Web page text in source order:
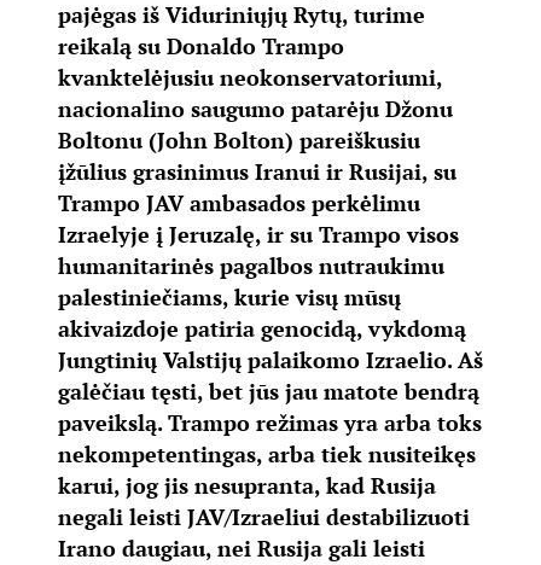
pajėgas iš Viduriniųjų Rytų, turime
reikalą su Donaldo Trampo
kvanktelėjusiu neokonservatoriumi,
nacionalino saugumo patarėju Džonu
Boltonu (John Bolton) pareiškusiu
įžūlius grasinimus Iranui ir Rusijai, su
Trampo JAV ambasados perkėlimu
Izraelyje į Jeruzalę, ir su Trampo visos
humanitarinės pagalbos nutraukimu
palestiniečiams, kurie visų mūsų
akivaizdoje patiria genocidą, vykdomą
Jungtinių Valstijų palaikomo Izraelio. Aš
galėčiau tęsti, bet jūs jau matote bendrą
paveikslą. Trampo režimas yra arba toks
nekompetentingas, arba tiek nusiteikęs
karui, jog jis nesupranta, kad Rusija
negali leisti JAV/Izraeliui destabilizuoti
Irano daugiau, nei Rusija gali leisti